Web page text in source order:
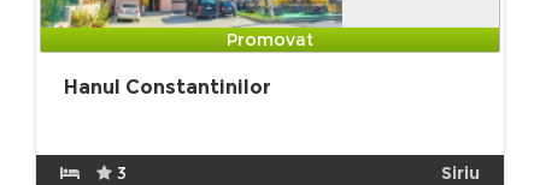
Promovat
Hanul Constantinilor
3 Siriu